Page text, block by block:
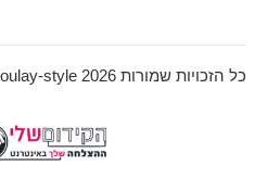
כל הזכויות שמורות azoulay-style 2026 |